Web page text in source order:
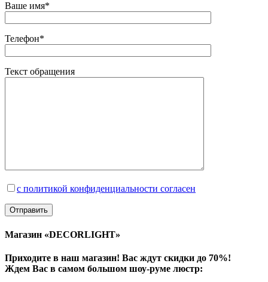
Ваше имя*
Телефон*
Текст обращения
с политикой конфиденциальности согласен
Магазин «DECORLIGHT»
Приходите в наш магазин! Вас ждут скидки до 70%!
Ждем Вас в самом большом шоу-руме люстр: